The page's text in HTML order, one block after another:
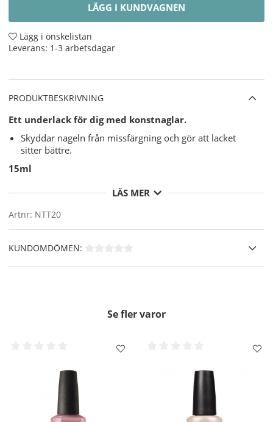
LÄGG I KUNDVAGNEN
Lägg i önskelistan
Leverans: 1-3 arbetsdagar
PRODUKTBESKRIVNING
Ett underlack för dig med konstnaglar.
Skyddar nageln från missfärgning och gör att lacket
sitter bättre.
15ml
LÄS MER
Artnr: NTT20
KUNDOMDÖMEN:
Se fler varor